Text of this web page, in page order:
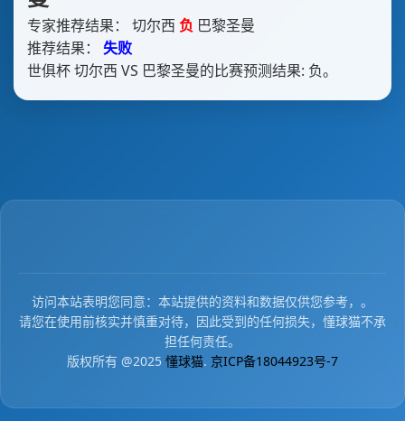
专家推荐结果： 切尔西 负 巴黎圣曼
推荐结果： 失败
世俱杯 切尔西 VS 巴黎圣曼的比赛预测结果: 负。
访问本站表明您同意：本站提供的资料和数据仅供您参考，。
请您在使用前核实并慎重对待，因此受到的任何损失，懂球猫不承
担任何责任。
版权所有 @2025 懂球猫. 京ICP备18044923号-7